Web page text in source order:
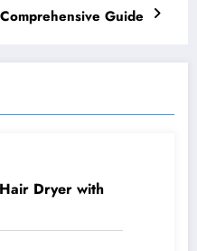
Guide
Dryer with